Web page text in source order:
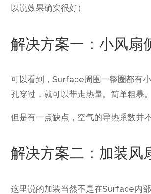
以说效果确实很好）
解决方案一：小风扇
可以看到，Surface周围一整圈都有
孔穿过，就可以带走热量。简单粗暴。
但是有一点缺点，空气的导热系数并
解决方案二：加装风
这里说的加装当然不是在Surface内